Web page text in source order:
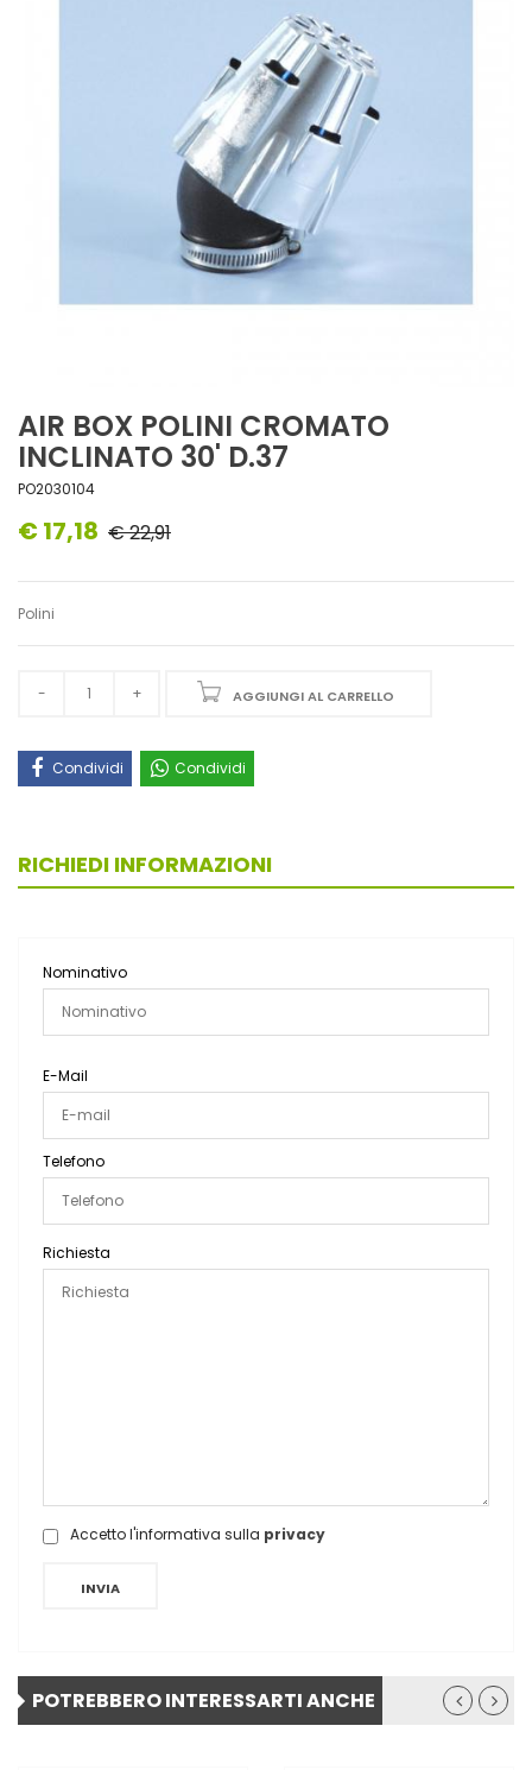
AIR BOX POLINI CROMATO
INCLINATO 30' D.37
PO2030104
€ 17,18 € 22,91
Polini
AGGIUNGI AL CARRELLO
Condividi Condividi
RICHIEDI INFORMAZIONI
Nominativo
E-Mail
Telefono
Richiesta
Accetto l'informativa sulla privacy
INVIA
POTREBBERO INTERESSARTI ANCHE